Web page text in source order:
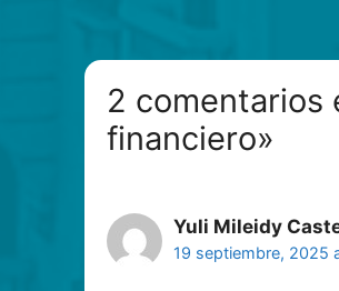
2 comentarios
financiero»
Yuli Mileidy
19 septiembre, 2025